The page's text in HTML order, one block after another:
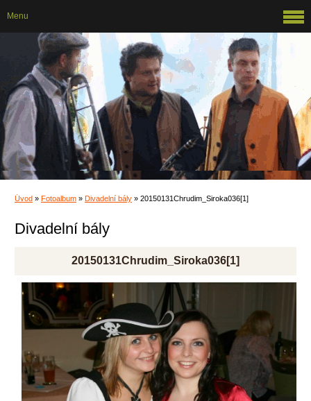
Úvod » Fotoalbum » Divadelní bály » 20150131Chrudim_Siroka036[1]
Divadelní bály
20150131Chrudim_Siroka036[1]
Menu